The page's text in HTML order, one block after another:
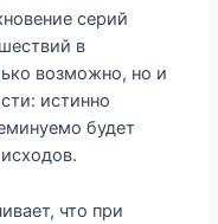
серий
в
возможно, но и
истинно
будет
что при